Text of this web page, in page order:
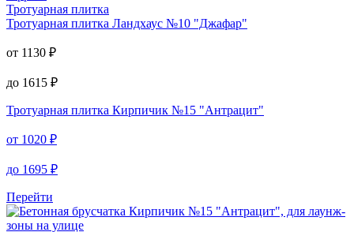
Тротуарная плитка
Тротуарная плитка Ландхаус №10 "Джафар"
от 1130 ₽
до 1615 ₽
Тротуарная плитка Кирпичик №15 "Антрацит"
от 1020 ₽
до 1695 ₽
Перейти